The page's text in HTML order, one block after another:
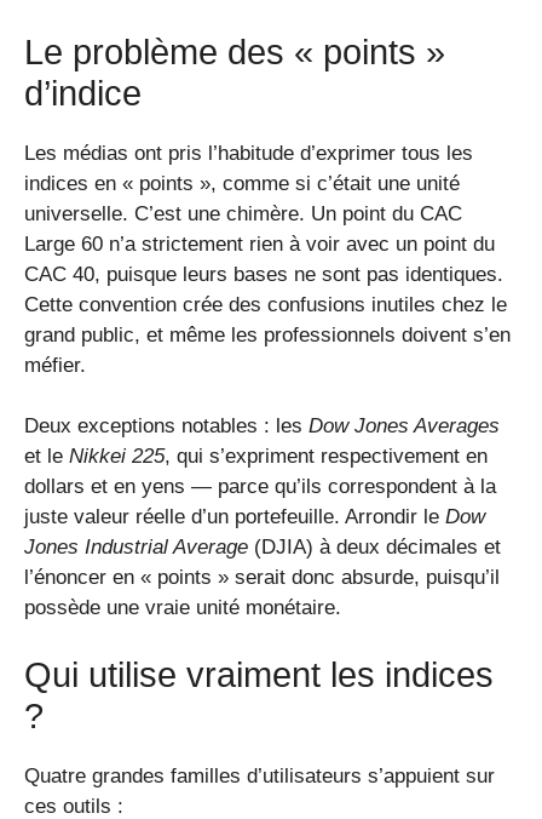
Le problème des « points »
d’indice
Les médias ont pris l’habitude d’exprimer tous les
indices en « points », comme si c’était une unité
universelle. C’est une chimère. Un point du CAC
Large 60 n’a strictement rien à voir avec un point du
CAC 40, puisque leurs bases ne sont pas identiques.
Cette convention crée des confusions inutiles chez le
grand public, et même les professionnels doivent s’en
méfier.
Deux exceptions notables : les Dow Jones Averages
et le Nikkei 225, qui s’expriment respectivement en
dollars et en yens — parce qu’ils correspondent à la
juste valeur réelle d’un portefeuille. Arrondir le Dow
Jones Industrial Average (DJIA) à deux décimales et
l’énoncer en « points » serait donc absurde, puisqu’il
possède une vraie unité monétaire.
Qui utilise vraiment les indices
?
Quatre grandes familles d’utilisateurs s’appuient sur
ces outils :